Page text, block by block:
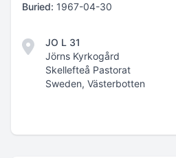
Buried: 1967-04-30
JO L 31
Jörns Kyrkogård
Skellefteå Pastorat
Sweden, Västerbotten